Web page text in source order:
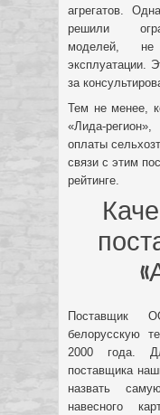
агрегатов.
решили
моделей,
эксплуатации.
за
Тем не менее,
«Лида-
оплаты
связи с этим
рейтинге.
Поставщик
белорусскую
2000 года.
поставщика
назвать
навесного